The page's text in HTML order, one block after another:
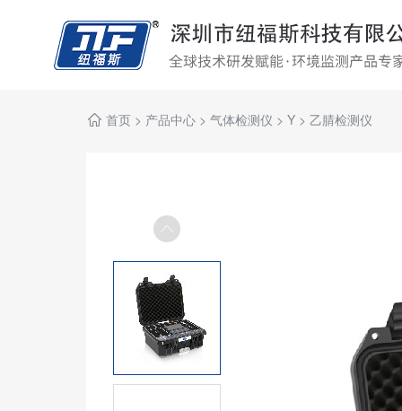
首页 > 产品中心 > 气体检测仪 > Y > 乙腈检测仪